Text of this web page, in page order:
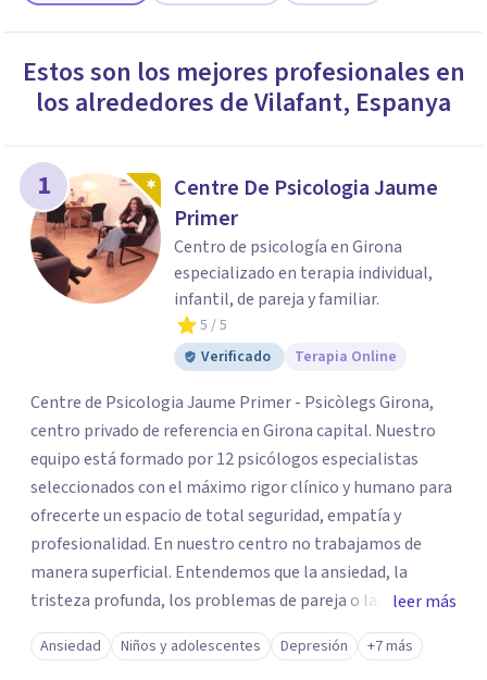
Estos son los mejores profesionales en
los alrededores deVilafant, Espanya
1
Centre De Psicologia Jaume
Primer
Centro de psicología en Girona
especializado en terapia individual,
infantil, de pareja y familiar.
5 / 5
Verificado
Terapia Online
Centre de Psicologia Jaume Primer - Psicòlegs Girona,
centro privado de referencia en Girona capital. Nuestro
equipo está formado por 12 psicólogos especialistas
seleccionados con el máximo rigor clínico y humano para
ofrecerte un espacio de total seguridad, empatía y
profesionalidad. En nuestro centro no trabajamos de
manera superficial. Entendemos que la ansiedad, la
tristeza profunda, los problemas de pareja o las
dificultades de regulación emocional son solo la "punta
del iceberg" de heridas, necesidades o patrones que piden
leer más
Ansiedad Niños y adolescentes Depresión +7 más